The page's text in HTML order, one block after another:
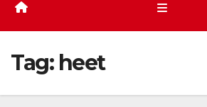
Tag: heet